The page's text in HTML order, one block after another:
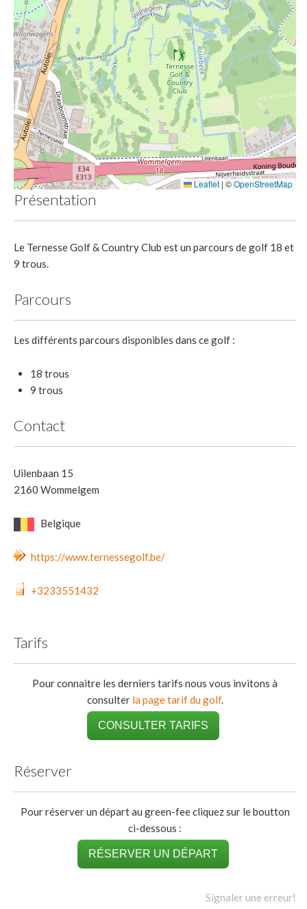
Leaflet | ©OpenStreetMap
Présentation
Le Ternesse Golf & Country Club est un parcours de golf 18 et
9 trous.
Parcours
Les différents parcours disponibles dans ce golf :
18 trous
9 trous
Contact
Uilenbaan 15
2160 Wommelgem
Belgique
https://www.ternessegolf.be/
+3233551432
Tarifs
Pour connaitre les derniers tarifs nous vous invitons à
consulter la page tarif du golf.
CONSULTER TARIFS
Réserver
Pour réserver un départ au green-fee cliquez sur le boutton
ci-dessous :
RÉSERVER UN DÉPART
Signaler une erreur!